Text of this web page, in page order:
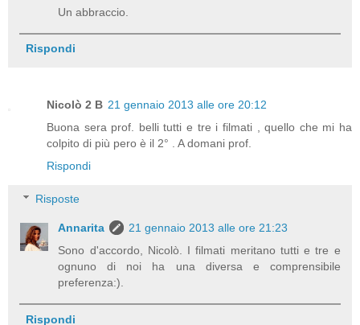
Un abbraccio.
Rispondi
Nicolò 2 B 21 gennaio 2013 alle ore 20:12
Buona sera prof. belli tutti e tre i filmati , quello che mi ha
colpito di più pero è il 2° . A domani prof.
Rispondi
Risposte
Annarita
21 gennaio 2013 alle ore 21:23
Sono d'accordo, Nicolò. I filmati meritano tutti e tre e
ognuno di noi ha una diversa e comprensibile
preferenza:).
Rispondi